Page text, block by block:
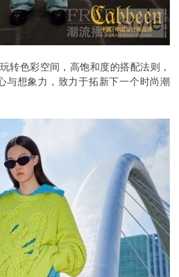
转色彩空间，高饱和度的搭配法则，
与想象力，致力于拓新下一个时尚潮